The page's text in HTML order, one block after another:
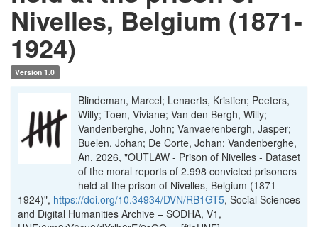
Nivelles, Belgium (1871-
1924)
Version 1.0
Blindeman, Marcel; Lenaerts, Kristien; Peeters,
Willy; Toen, Viviane; Van den Bergh, Willy;
Vandenberghe, John; Vanvaerenbergh, Jasper;
Buelen, Johan; De Corte, Johan; Vandenberghe,
An, 2026, "OUTLAW - Prison of Nivelles - Dataset
of the moral reports of 2.998 convicted prisoners
held at the prison of Nivelles, Belgium (1871-
1924)", https://doi.org/10.34934/DVN/RB1GT5, Social Sciences
and Digital Humanities Archive – SODHA, V1,